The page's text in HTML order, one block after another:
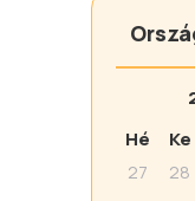
Hé
Ke
27
28